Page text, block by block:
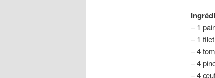
– 1
– 1 filet
– 4
– 4
– 4